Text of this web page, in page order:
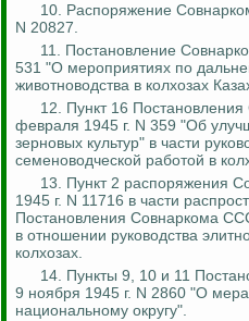
10. Распоряжение
N 20827.
11. Постановление
531 "О мероприятиях по
животноводства в колхозах
12. Пункт 16
февраля 1945 г. N 359 "Об
зерновых культур" в части
семеноводческой работой в
13. Пункт 2 распоряжения
1945 г. N 11716 в части
Постановления Совнаркома
в отношении руководства
колхозах.
14. Пункты 9, 10 и 11
9 ноября 1945 г. N 2860 "О
национальному округу".